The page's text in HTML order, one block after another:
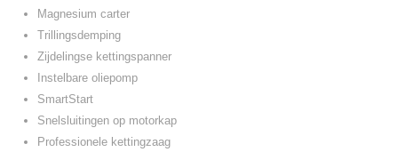
Magnesium carter
Trillingsdemping
Zijdelingse kettingspanner
Instelbare oliepomp
SmartStart
Snelsluitingen op motorkap
Professionele kettingzaag